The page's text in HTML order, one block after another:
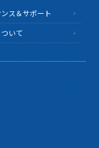
ス＆サポート
いて